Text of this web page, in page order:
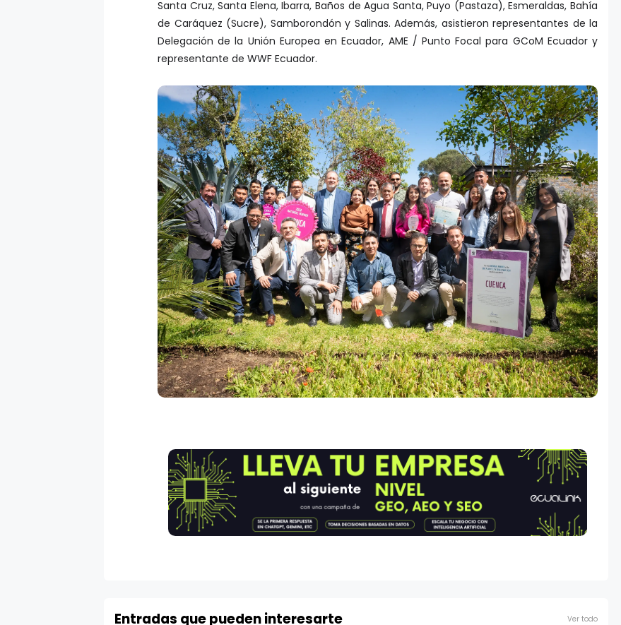
de Caráquez (Sucre), Samborondón y Salinas. Además, asistieron representantes de la
Delegación de la Unión Europea en Ecuador, AME / Punto Focal para GCoM Ecuador y
representante de WWF Ecuador.